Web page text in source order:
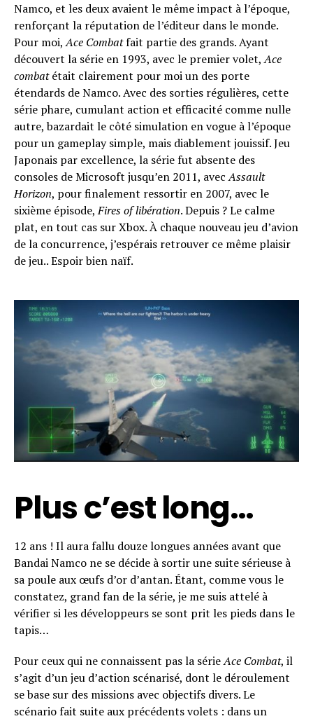
Namco, et les deux avaient le même impact à l’époque,
renforçant la réputation de l’éditeur dans le monde.
Pour moi,Ace Combatfait partie des grands. Ayant
découvert la série en 1993, avec le premier volet,Ace
combatétait clairement pour moi un des porte
étendards de Namco. Avec des sorties régulières, cette
série phare, cumulant action et efficacité comme nulle
autre, bazardait le côté simulation en vogue à l’époque
pour un gameplay simple, mais diablement jouissif. Jeu
Japonais par excellence, la série fut absente des
consoles de Microsoft jusqu’en 2011, avecAssault
Horizon, pour finalement ressortir en 2007, avec le
sixième épisode,Fires of libération. Depuis ? Le calme
plat, en tout cas sur Xbox. À chaque nouveau jeu d’avion
de la concurrence, j’espérais retrouver ce même plaisir
de jeu.. Espoir bien naïf.
Plus c’est long…
12 ans ! Il aura fallu douze longues années avant que
Bandai Namco ne se décide à sortir une suite sérieuse à
sa poule aux œufs d’or d’antan. Étant, comme vous le
constatez, grand fan de la série, je me suis attelé à
vérifier si les développeurs se sont prit les pieds dans le
tapis…
Pour ceux qui ne connaissent pas la sérieAce Combat, il
s’agit d’un jeu d’action scénarisé, dont le déroulement
se base sur des missions avec objectifs divers. Le
scénario fait suite aux précédents volets : dans un